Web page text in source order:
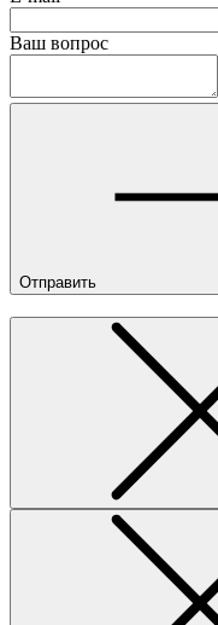
Ваш вопрос
Отправить